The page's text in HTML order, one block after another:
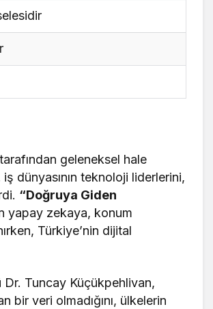
tarafından geleneksel hale
iş dünyasının teknoloji liderlerini,
“Doğruya Giden
yapay zekaya, konum
Türkiye’nin dijital
Dr. Tuncay Küçükpehlivan,
bir veri olmadığını, ülkelerin